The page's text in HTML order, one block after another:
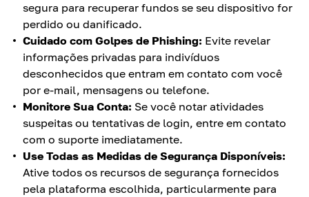
segura para recuperar fundos se seu dispositivo for
perdido ou danificado.
Cuidado com Golpes de Phishing: Evite revelar
informações privadas para indivíduos
desconhecidos que entram em contato com você
por e-mail, mensagens ou telefone.
Monitore Sua Conta: Se você notar atividades
suspeitas ou tentativas de login, entre em contato
com o suporte imediatamente.
Use Todas as Medidas de Segurança Disponíveis:
Ative todos os recursos de segurança fornecidos
pela plataforma escolhida, particularmente para